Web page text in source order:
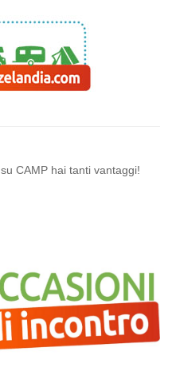
su CAMP hai tanti vantaggi!